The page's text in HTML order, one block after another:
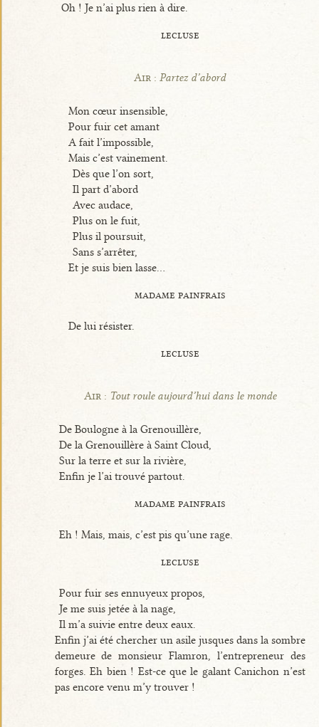
Oh ! Je n’ai plus rien à dire.
lecluse
Air : Partez d’abord
Mon cœur insensible,
Pour fuir cet amant
A fait l’impossible,
Mais c’est vainement.
Dès que l’on sort,
Il part d’abord
Avec audace,
Plus on le fuit,
Plus il poursuit,
Sans s’arrêter,
Et je suis bien lasse...
madame painfrais
De lui résister.
lecluse
Air : Tout roule aujourd’hui dans le monde
De Boulogne à la Grenouillère,
De la Grenouillère à Saint Cloud,
Sur la terre et sur la rivière,
Enfin je l’ai trouvé partout.
madame painfrais
Eh ! Mais, mais, c’est pis qu’une rage.
lecluse
Pour fuir ses ennuyeux propos,
Je me suis jetée à la nage,
Il m’a suivie entre deux eaux.
Enfin j’ai été chercher un asile jusques dans la sombre
demeure de monsieur Flamron, l’entrepreneur des
forges. Eh bien ! Est-ce que le galant Canichon n’est
pas encore venu m’y trouver !